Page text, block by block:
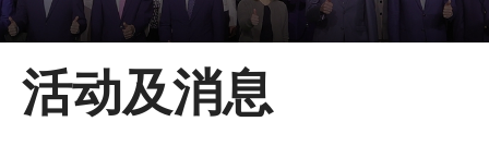
主页
关于LSCM
活动及消息